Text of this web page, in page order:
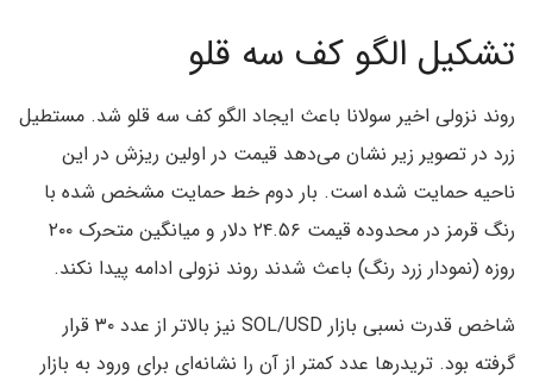
تشکیل الگو کف سه قلو
روند نزولی اخیر سولانا باعث ایجاد الگو کف سه قلو شد. مستطیل
زرد در تصویر زیر نشان می‌دهد قیمت در اولین ریزش در این
ناحیه حمایت شده است. بار دوم خط حمایت مشخص شده با
رنگ قرمز در محدوده قیمت ۲۴.۵۶ دلار و میانگین متحرک ۲۰۰
روزه (نمودار زرد رنگ) باعث شدند روند نزولی ادامه پیدا نکند.
شاخص قدرت نسبی بازار SOL/USD نیز بالاتر از عدد ۳۰ قرار
گرفته بود. تریدرها عدد کمتر از آن را نشانه‌ای برای ورود به بازار